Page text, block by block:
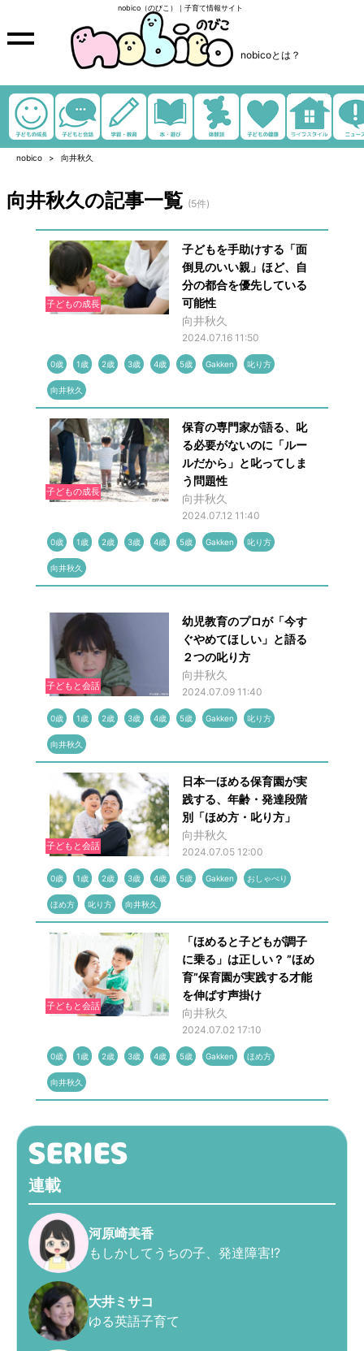
nobico（のびこ）｜子育て情報サイト
nobicoとは？
nobico 向井秋久
向井秋久の記事一覧 (5件)
子どもの成長
子どもを手助けする「面
倒見のいい親」ほど、自
分の都合を優先している
可能性
向井秋久
2024.07.16 11:50
0歳 1歳 2歳 3歳 4歳 5歳 Gakken 叱り方
向井秋久
子どもの成長
保育の専門家が語る、叱
る必要がないのに「ルー
ルだから」と叱ってしま
う問題性
向井秋久
2024.07.12 11:40
0歳 1歳 2歳 3歳 4歳 5歳 Gakken 叱り方
向井秋久
子どもと会話
幼児教育のプロが「今す
ぐやめてほしい」と語る
２つの叱り方
向井秋久
2024.07.09 11:40
0歳 1歳 2歳 3歳 4歳 5歳 Gakken 叱り方
向井秋久
子どもと会話
日本一ほめる保育園が実
践する、年齢・発達段階
別「ほめ方・叱り方」
向井秋久
2024.07.05 12:00
0歳 1歳 2歳 3歳 4歳 5歳 Gakken おしゃべり
ほめ方 叱り方 向井秋久
子どもと会話
「ほめると子どもが調子
に乗る」は正しい？ ”ほめ
育”保育園が実践する才能
を伸ばす声掛け
向井秋久
2024.07.02 17:10
0歳 1歳 2歳 3歳 4歳 5歳 Gakken ほめ方
向井秋久
連載
河原崎美香
もしかしてうちの子、発達障害!?
大井ミサコ
ゆる英語子育て